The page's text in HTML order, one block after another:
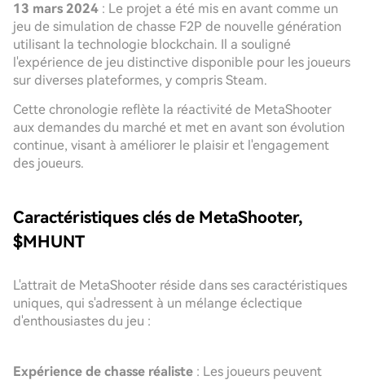
13 mars 2024 : Le projet a été mis en avant comme un
jeu de simulation de chasse F2P de nouvelle génération
utilisant la technologie blockchain. Il a souligné
l'expérience de jeu distinctive disponible pour les joueurs
sur diverses plateformes, y compris Steam.
Cette chronologie reflète la réactivité de MetaShooter
aux demandes du marché et met en avant son évolution
continue, visant à améliorer le plaisir et l'engagement
des joueurs.
Caractéristiques clés de MetaShooter,
$MHUNT
L'attrait de MetaShooter réside dans ses caractéristiques
uniques, qui s'adressent à un mélange éclectique
d'enthousiastes du jeu :
Expérience de chasse réaliste : Les joueurs peuvent